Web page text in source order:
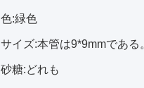
色:緑色
サイズ:本管は9*9mmである
砂糖:どれも